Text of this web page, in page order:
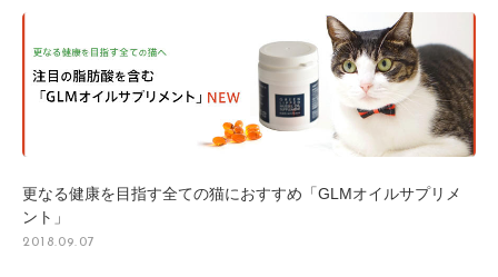
更なる健康を目指す全ての猫におすすめ「GLMオイルサプリメ
ント」
2018.09.07